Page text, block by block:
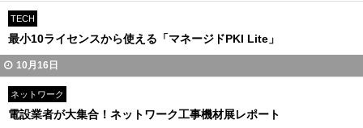
TECH
最小10ライセンスから使える「マネージドPKI Lite」
10月16日
ネットワーク
電設業者が大集合！ネットワーク工事機材展レポート